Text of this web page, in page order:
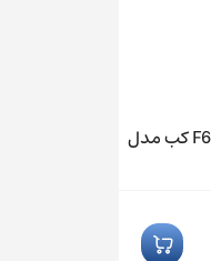
اینورتر 4 کیلووات 9.5 آمپر سری F6 کب مدل